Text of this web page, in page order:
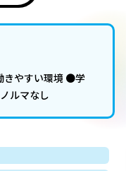
やすい環境 ●学
ルマなし